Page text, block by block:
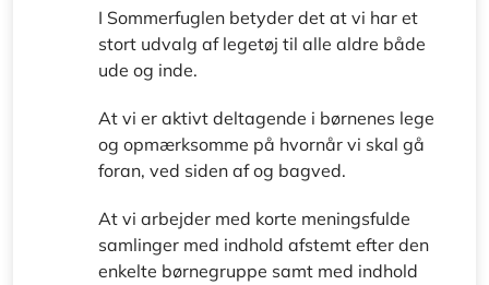
I Sommerfuglen betyder det at vi har et
stort udvalg af legetøj til alle aldre både
ude og inde.
At vi er aktivt deltagende i børnenes lege
og opmærksomme på hvornår vi skal gå
foran, ved siden af og bagved.
At vi arbejder med korte meningsfulde
samlinger med indhold afstemt efter den
enkelte børnegruppe samt med indhold